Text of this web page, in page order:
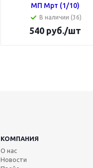
МП Мрт (1/10)
В наличии (36)
540 руб./шт
КОМПАНИЯ
О нас
Новости